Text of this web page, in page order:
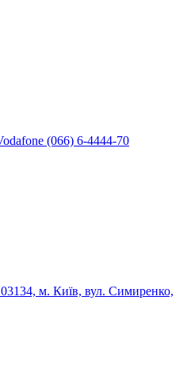
(066) 6-4444-70
03134, м. Київ, вул. Симиренко,